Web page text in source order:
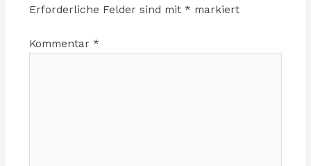
Erforderliche Felder sind mit * markiert
Kommentar *